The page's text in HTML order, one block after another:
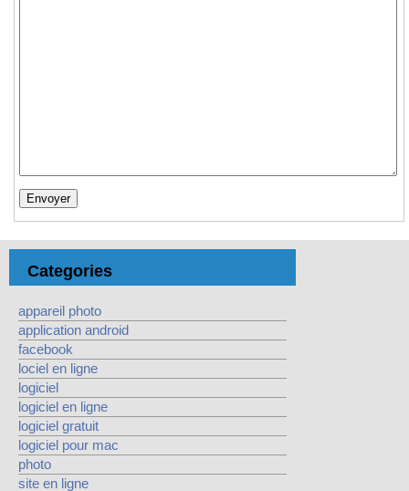
Categories
appareil photo
application android
facebook
lociel en ligne
logiciel
logiciel en ligne
logiciel gratuit
logiciel pour mac
photo
site en ligne